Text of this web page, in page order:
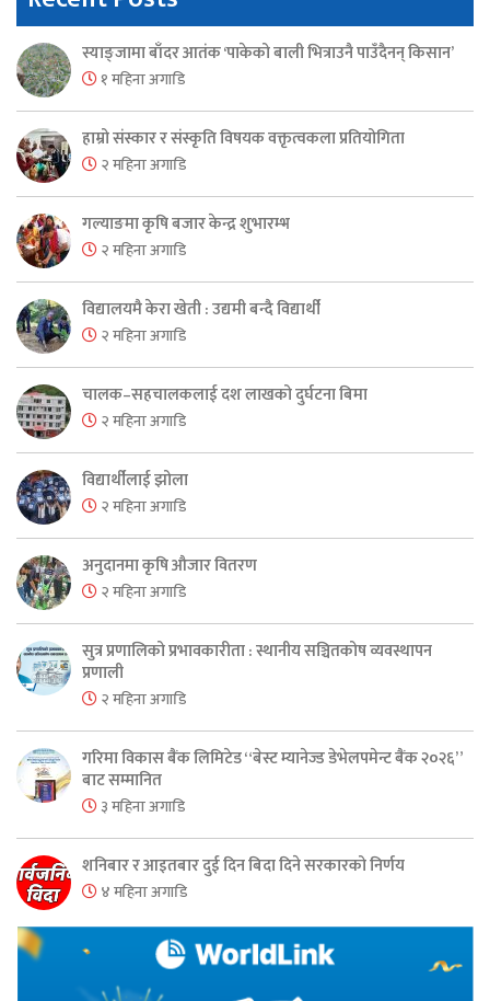
स्याङ्जामा बाँदर आतंक ‘पाकेको बाली भित्राउनै पाउँदैनन् किसान’
१ महिना अगाडि
हाम्रो संस्कार र संस्कृति विषयक वक्तृत्वकला प्रतियोगिता
२ महिना अगाडि
गल्याङमा कृषि बजार केन्द्र शुभारम्भ
२ महिना अगाडि
विद्यालयमै केरा खेती : उद्यमी बन्दै विद्यार्थी
२ महिना अगाडि
चालक–सहचालकलाई दश लाखको दुर्घटना बिमा
२ महिना अगाडि
विद्यार्थीलाई झोला
२ महिना अगाडि
अनुदानमा कृषि औजार वितरण
२ महिना अगाडि
सुत्र प्रणालिको प्रभावकारीता : स्थानीय सञ्चितकोष व्यवस्थापन
प्रणाली
२ महिना अगाडि
गरिमा विकास बैंक लिमिटेड “बेस्ट म्यानेज्ड डेभेलपमेन्ट बैंक २०२६”
बाट सम्मानित
३ महिना अगाडि
शनिबार र आइतबार दुई दिन बिदा दिने सरकारको निर्णय
४ महिना अगाडि